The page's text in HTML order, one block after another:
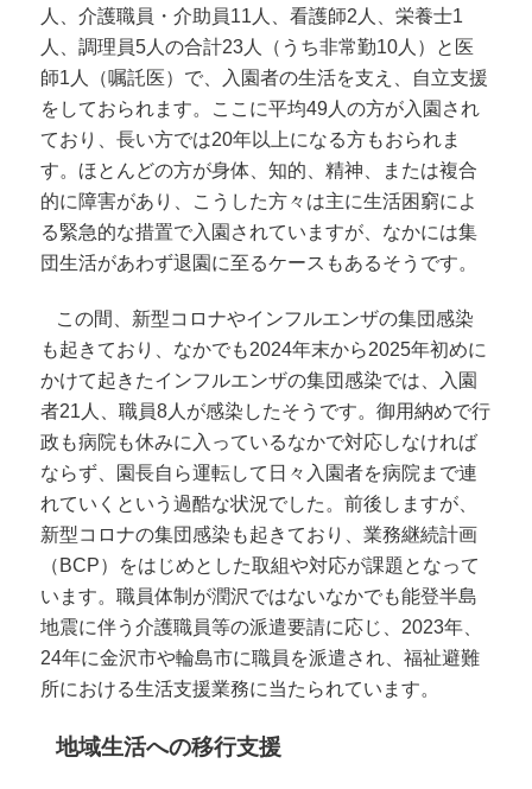
人、介護職員・介助員11人、看護師2人、栄養士1
人、調理員5人の合計23人（うち非常勤10人）と医
師1人（嘱託医）で、入園者の生活を支え、自立支援
をしておられます。ここに平均49人の方が入園され
ており、長い方では20年以上になる方もおられま
す。ほとんどの方が身体、知的、精神、または複合
的に障害があり、こうした方々は主に生活困窮によ
る緊急的な措置で入園されていますが、なかには集
団生活があわず退園に至るケースもあるそうです。
この間、新型コロナやインフルエンザの集団感染
も起きており、なかでも2024年末から2025年初めに
かけて起きたインフルエンザの集団感染では、入園
者21人、職員8人が感染したそうです。御用納めで行
政も病院も休みに入っているなかで対応しなければ
ならず、園長自ら運転して日々入園者を病院まで連
れていくという過酷な状況でした。前後しますが、
新型コロナの集団感染も起きており、業務継続計画
（BCP）をはじめとした取組や対応が課題となって
います。職員体制が潤沢ではないなかでも能登半島
地震に伴う介護職員等の派遣要請に応じ、2023年、
24年に金沢市や輪島市に職員を派遣され、福祉避難
所における生活支援業務に当たられています。
地域生活への移行支援